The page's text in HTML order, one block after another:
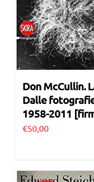
Don McCullin.
Dalle
1958-2011
€50,00